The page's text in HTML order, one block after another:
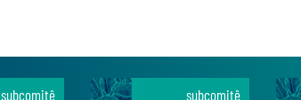
subcomitê
subcomitê